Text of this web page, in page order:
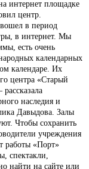
интернет площадке
центр.
в период
в интернет. Мы
есть очень
календарных
календаре. Их
центра «Старый
наследия и
Давыдова. Залы
Чтобы сохранить
учреждения
работы «Порт»
спектакли,
найти на сайте или